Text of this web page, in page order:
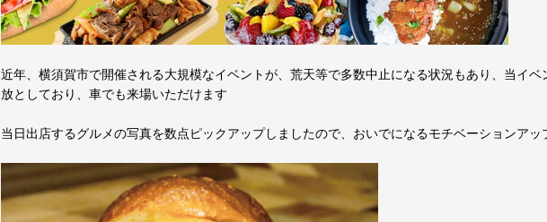
近年、横須賀市で開催される大規模なイベントが、荒天等で多数中止になる状況もあり、当イ
放としており、車でも来場いただけます
当日出店するグルメの写真を数点ピックアップしましたので、おいでになるモチベーションアッ